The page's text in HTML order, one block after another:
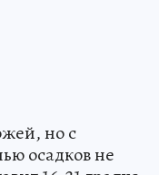
но с
осадков не